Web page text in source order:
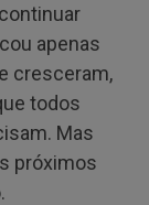
apenas
cresceram,
todos
Mas
próximos